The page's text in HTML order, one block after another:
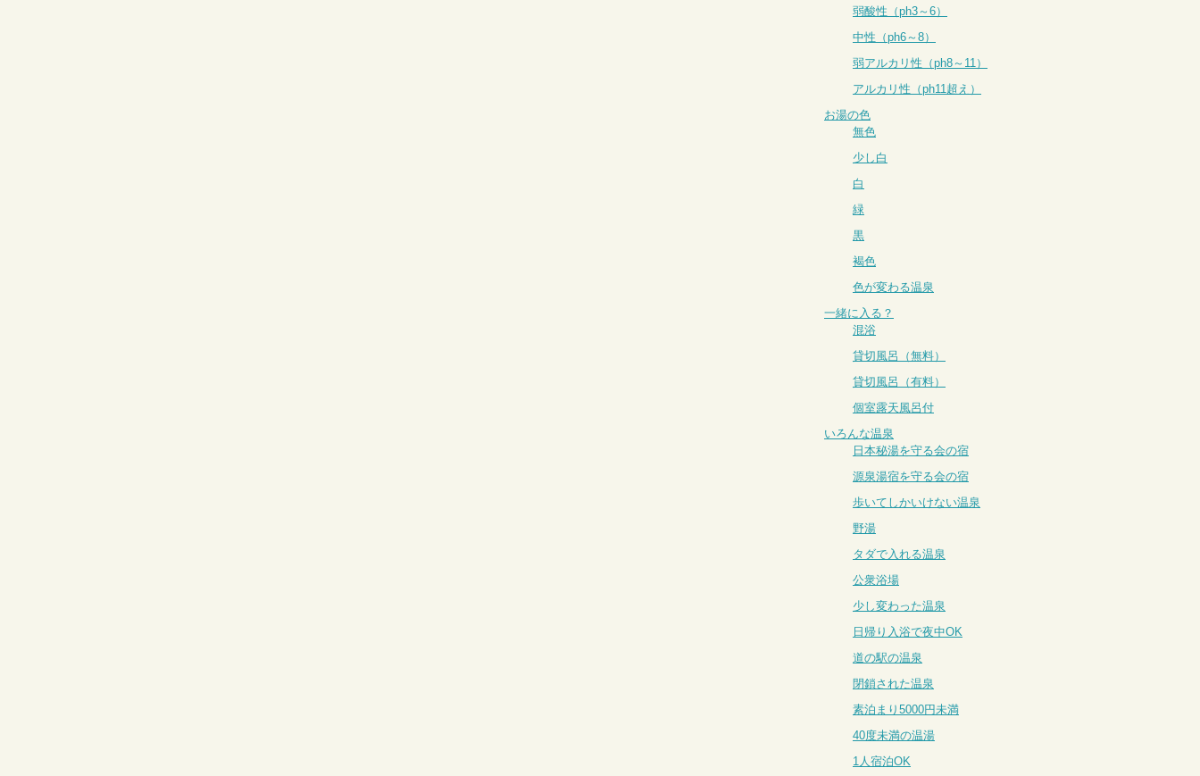
弱酸性（ph3～6）
中性（ph6～8）
弱アルカリ性（ph8～11）
アルカリ性（ph11超え）
お湯の色
無色
少し白
白
緑
黒
褐色
色が変わる温泉
一緒に入る？
混浴
貸切風呂（無料）
貸切風呂（有料）
個室露天風呂付
いろんな温泉
日本秘湯を守る会の宿
源泉湯宿を守る会の宿
歩いてしかいけない温泉
野湯
タダで入れる温泉
公衆浴場
少し変わった温泉
日帰り入浴で夜中OK
道の駅の温泉
閉鎖された温泉
素泊まり5000円未満
40度未満の温湯
1人宿泊OK